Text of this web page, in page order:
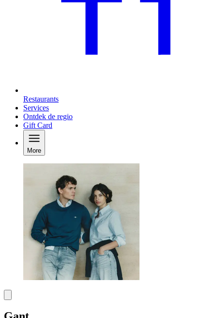
Restaurants
Services
Ontdek de regio
Gift Card
More